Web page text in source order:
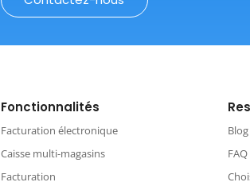
Fonctionnalités
Facturation électronique
Caisse multi-magasins
Facturation
Blog